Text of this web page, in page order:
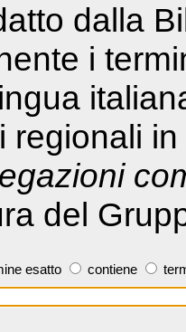
dalla
i
regionali
del
esatto contiene